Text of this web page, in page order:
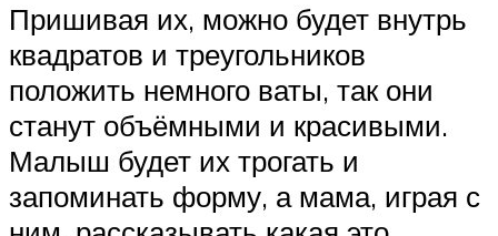
Пришивая их, можно будет внутрь
квадратов и треугольников
положить немного ваты, так они
станут объёмными и красивыми.
Малыш будет их трогать и
запоминать форму, а мама, играя с